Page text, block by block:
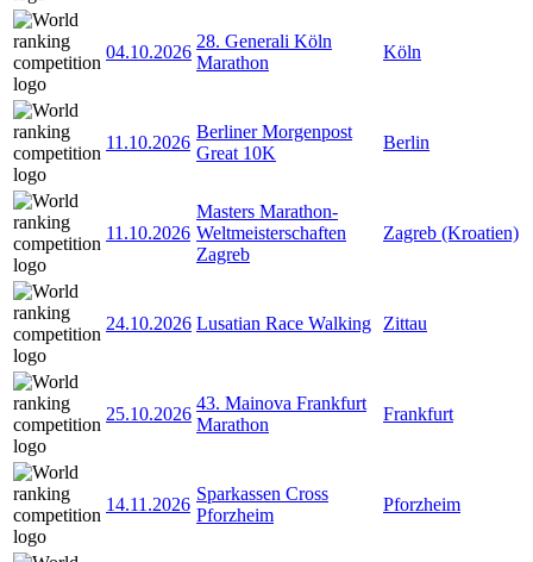
04.10.2026
28. Generali Köln
Marathon
Köln
11.10.2026
Berliner Morgenpost
Great 10K
Berlin
11.10.2026
Masters Marathon-
Weltmeisterschaften
Zagreb
Zagreb (Kroatien)
24.10.2026 Lusatian Race Walking Zittau
25.10.2026
43. Mainova Frankfurt
Marathon
Frankfurt
14.11.2026
Sparkassen Cross
Pforzheim
Pforzheim